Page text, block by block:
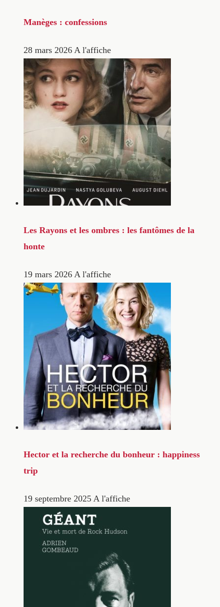
Manèges : confessions
28 mars 2026 A l'affiche
Les Rayons et les ombres : les fantômes de la
honte
19 mars 2026 A l'affiche
Hector et la recherche du bonheur : happiness
trip
19 septembre 2025 A l'affiche